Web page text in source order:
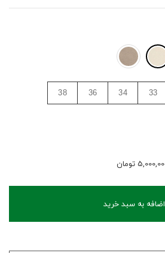
33
34
36
38
اضافه به سبد خرید